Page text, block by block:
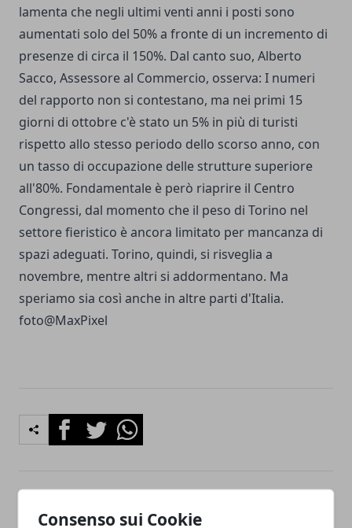
Consenso sui Cookie
lamenta che negli ultimi venti anni i posti sono
aumentati solo del 50% a fronte di un incremento di
presenze di circa il 150%. Dal canto suo, Alberto
Sacco, Assessore al Commercio, osserva: I numeri
del rapporto non si contestano, ma nei primi 15
giorni di ottobre c'è stato un 5% in più di turisti
rispetto allo stesso periodo dello scorso anno, con
un tasso di occupazione delle strutture superiore
all'80%. Fondamentale è però riaprire il Centro
Congressi, dal momento che il peso di Torino nel
settore fieristico è ancora limitato per mancanza di
spazi adeguati. Torino, quindi, si risveglia a
novembre, mentre altri si addormentano. Ma
speriamo sia così anche in altre parti d'Italia.
foto@MaxPixel
FacebookTwitterWhatsapp